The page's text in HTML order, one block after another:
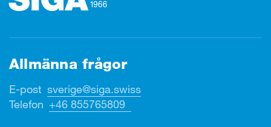
Allmänna frågor
E-post sverige@siga.swiss
Telefon +46 855765809